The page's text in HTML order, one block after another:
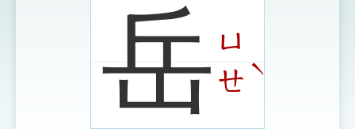
岳ㄩ
ㄝˋ